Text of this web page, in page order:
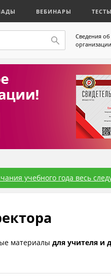
ВЕБИНАРЫ ТЕСТЫ
Сведения
организации
учебного года весь
материалы для учителя и